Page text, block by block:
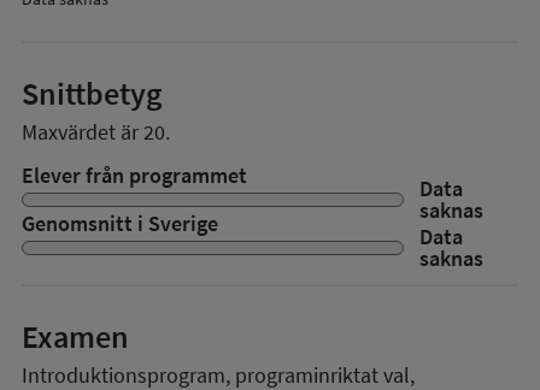
Snittbetyg
Maxvärdet är 20.
Elever från programmet
Data
saknas
Genomsnitt i Sverige Data
saknas
Examen
Introduktionsprogram, programinriktat val,